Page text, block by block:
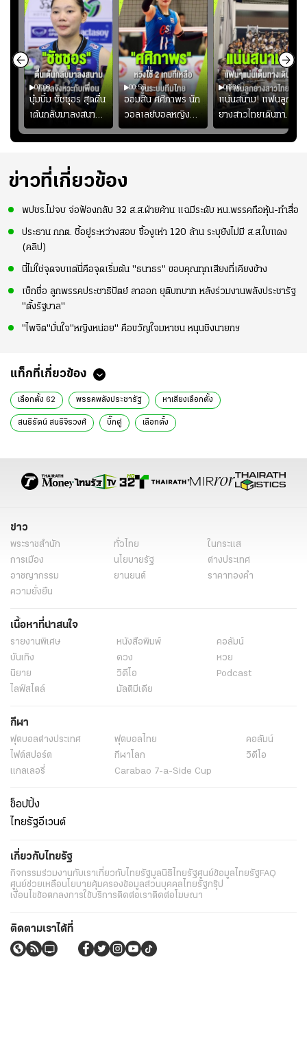
01:08
บุ๋มบิ๋ม ชัชชุอร สุดตื่น
เต้นกลับมาลงสนาม
ให้ทีมชาติ แอบกังวล
จังหวะไม่เข้ากับเพื่อน
00:55
ออมสิน ศศิภาพร นัก
วอลเลย์บอลหญิงทีม
ชาติไทย หวังใช้ 2
เกมที่เหลือ ปรับจู
แชมป์เอเชีย
00:36
แน่นสนาม! แฟนลูก
ยางสาวไทยเดินทาง
เข้ามาเชียร์สาวไทย
อย่างคึกคัก เพื่อให้
ข่าวที่เกี่ยวข้อง
พปชร.ไม่จบ จ่อฟ้องกลับ 32 ส.ส.ฝ่ายค้าน แฉมีระดับ หน.พรรคถือหุ้น-ทำสื่อ
ประธาน กกต. ชี้อยู่ระหว่างสอบ ซื้องูเห่า 120 ล้าน ระบุยังไม่มี ส.ส.ใบแดง
(คลิป)
นี่ไม่ใช่จุดจบแต่นี่คือจุดเริ่มต้น "ธนาธร" ขอบคุณทุกเสียงที่เคียงข้าง
เช็กชื่อ ลูกพรรคประชาธิปัตย์ ลาออก ยุติบทบาท หลังร่วมงานพลังประชารัฐ
"ตั้งรัฐบาล"
"ไพจิต"มั่นใจ"หญิงหน่อย" คือขวัญใจมหาชน หนุนชิงนายกฯ
แท็กที่เกี่ยวข้อง
เลือกตั้ง 62 พรรคพลังประชารัฐ หาเสียงเลือกตั้ง
สนธิรัตน์ สนธิจิรวงศ์ บิ๊กตู่ เลือกตั้ง
ข่าว
พระราชสำนัก ทั่วไทย
ในกระแส
การเมือง
นโยบายรัฐ
ต่างประเทศ
อาชญากรรม
ยานยนต์
ราคาทองคำ
ความยั่งยืน
เนื้อหาที่น่าสนใจ
รายงานพิเศษ หนังสือพิมพ์
คอลัมน์
บันเทิง
ดวง
หวย
นิยาย
วิดีโอ
Podcast
ไลฟ์สไตล์
มัลติมีเดีย
กีฬา
ฟุตบอลต่่างประเทศ ฟุตบอลไทย
คอลัมน์
ไฟต์สปอร์ต
กีฬาโลก
วิดีโอ
แกลเลอรี่
Carabao 7-a-Side Cup
ช็อปปิ้ง
ไทยรัฐอีเวนต์
เกี่ยวกับไทยรัฐ
กิจกรรมร่วมงานกับเราเกี่ยวกับไทยรัฐมูลนิธิไทยรัฐศูนย์ข้อมูลไทยรัฐFAQ
ศูนย์ช่วยเหลือนโยบายคุ้มครองข้อมูลส่วนบุคคลไทยรัฐกรุ๊ป
เงื่อนไขข้อตกลงการใช้บริการติดต่อเราติดต่อโฆษณา
ติดตามเราได้ที่